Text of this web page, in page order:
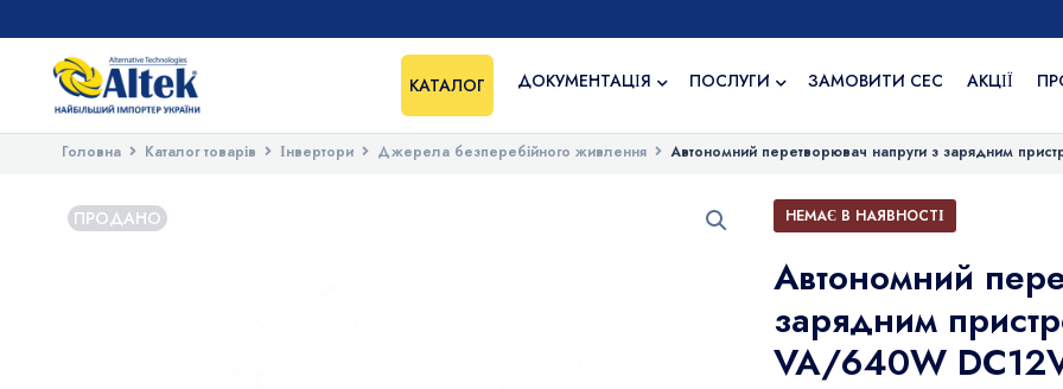
КАТАЛОГ ДОКУМЕНТАЦІЯ ПОСЛУГИ ЗАМОВИТИ СЕС АКЦІЇ
Головна Каталог товарів Інвертори Джерела безперебійного живлення Автономний перетворювач напруги з зарядним
ПРОДАНО НЕМАЄ В НАЯВНОСТІ
Автономний
зарядним
VA/640W